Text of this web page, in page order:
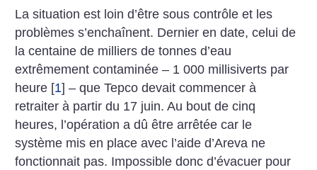
La situation est loin d’être sous contrôle et les
problèmes s’enchaînent. Dernier en date, celui de
la centaine de milliers de tonnes d’eau
extrêmement contaminée – 1 000 millisiverts par
heure [1] – que Tepco devait commencer à
retraiter à partir du 17 juin. Au bout de cinq
heures, l’opération a dû être arrêtée car le
système mis en place avec l’aide d’Areva ne
fonctionnait pas. Impossible donc d’évacuer pour